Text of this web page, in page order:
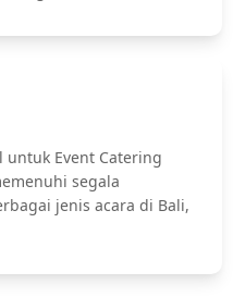
untuk Event Catering
segala
jenis acara di Bali,